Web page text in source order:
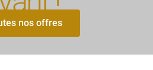
nos offres